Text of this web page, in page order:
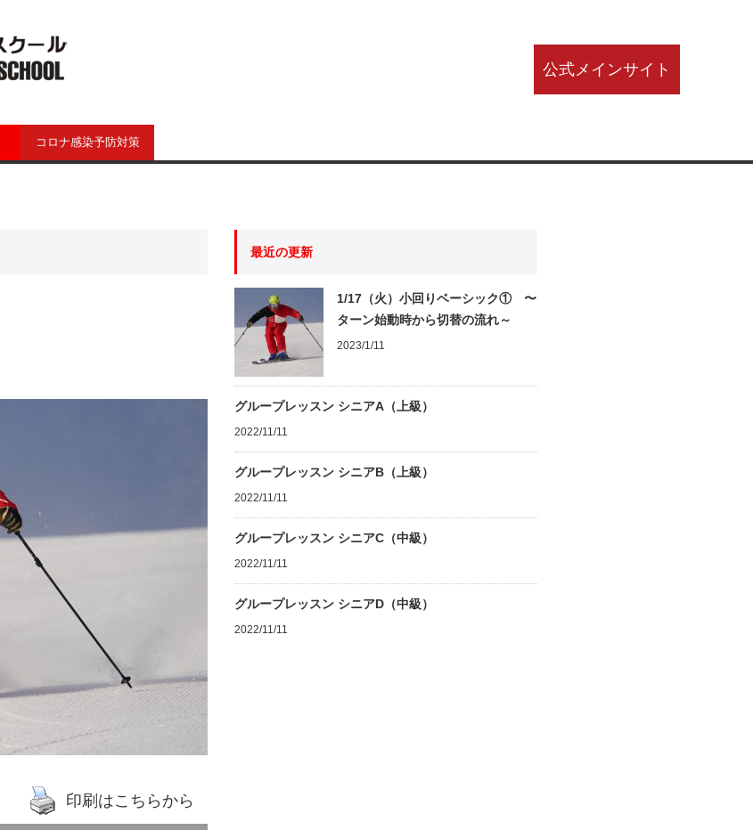
公式メインサイト
コロナ感染予防対策
印刷はこちらから
最近の更新
1/17（火）小回りベーシック① 〜
ターン始動時から切替の流れ～
2023/1/11
グループレッスン シニアA（上級）
2022/11/11
グループレッスン シニアB（上級）
2022/11/11
グループレッスン シニアC（中級）
2022/11/11
グループレッスン シニアD（中級）
2022/11/11